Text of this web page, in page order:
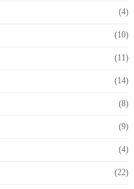
(4)
(10)
(11)
(14)
(8)
(9)
(4)
(22)